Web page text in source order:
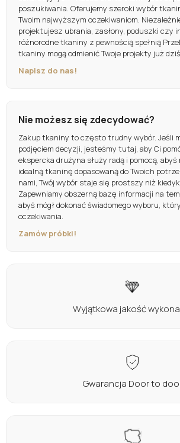
poszukiwania. Oferujemy szeroki wybór
Twoim najwyższym oczekiwaniom.
projektujesz ubrania, zasłony, poduszki czy
różnorodne tkaniny z pewnością spełnią
tkaniny mogą odmienić Twoje projekty już
Napisz do nas!
Nie możesz się zdecydować?
Zakup tkaniny to często trudny wybór. Jeśli
podjęciem decyzji, jesteśmy tutaj, aby Ci
ekspercka drużyna służy radą i pomocą, abyś
idealną tkaninę dopasowaną do Twoich
nami, Twój wybór staje się prostszy niż
Zapewniamy obszerną bazę informacji na
abyś mógł dokonać świadomego wyboru,
oczekiwania.
Zamów próbki!
Wyjątkowa jakość
Gwarancja Door to